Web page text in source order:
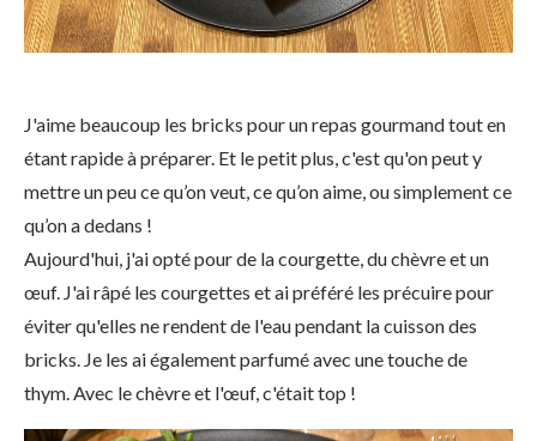
J'aime beaucoup les bricks pour un repas gourmand tout en
étant rapide à préparer. Et le petit plus, c'est qu'on peut y
mettre un peu ce qu’on veut, ce qu’on aime, ou simplement ce
qu’on a dedans !
Aujourd'hui, j'ai opté pour de la courgette, du chèvre et un
œuf. J'ai râpé les courgettes et ai préféré les précuire pour
éviter qu'elles ne rendent de l'eau pendant la cuisson des
bricks. Je les ai également parfumé avec une touche de
thym. Avec le chèvre et l'œuf, c'était top !